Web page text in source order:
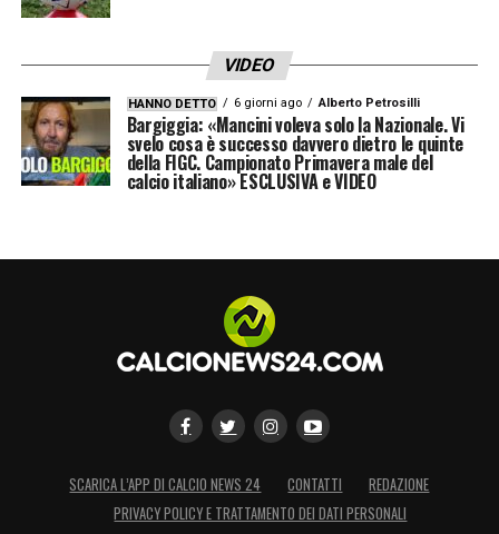
VIDEO
HANNO DETTO 6 giorni ago Alberto Petrosilli
Bargiggia: «Mancini voleva solo la Nazionale. Vi
svelo cosa è successo davvero dietro le quinte
della FIGC. Campionato Primavera male del
calcio italiano» ESCLUSIVA e VIDEO
SCARICA L’APP DI CALCIO NEWS 24 CONTATTI
REDAZIONE
PRIVACY POLICY E TRATTAMENTO DEI DATI PERSONALI